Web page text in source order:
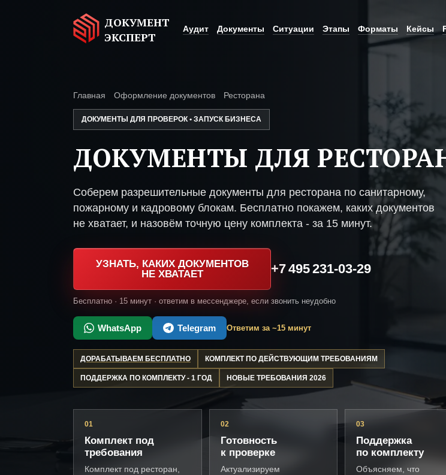
ДОКУМЕНТ
ЭКСПЕРТ
Аудит Документы Ситуации Этапы Форматы Кейсы
Главная Оформление документов Ресторана
ДОКУМЕНТЫ ДЛЯ ПРОВЕРОК • ЗАПУСК БИЗНЕСА
ДОКУМЕНТЫ ДЛЯ
Соберем разрешительные документы для ресторана по санитарному,
пожарному и кадровому блокам. Бесплатно покажем, каких документов
не хватает, и назовём точную цену комплекта - за 15 минут.
УЗНАТЬ, КАКИХ ДОКУМЕНТОВ
НЕ ХВАТАЕТ
+7 495 231-03-29
Бесплатно · 15 минут · ответим в мессенджере, если звонить неудобно
WhatsApp Telegram Ответим за ~15 минут
ДОРАБАТЫВАЕМ БЕСПЛАТНО КОМПЛЕКТ ПО ДЕЙСТВУЮЩИМ ТРЕБОВАНИЯМ
ПОДДЕРЖКА ПО КОМПЛЕКТУ - 1 ГОД НОВЫЕ ТРЕБОВАНИЯ 2026
01
Комплект под
требования
Комплект под ресторан,
02
Готовность
к проверке
Актуализируем
03
Поддержка
по комплекту
Объясняем, что